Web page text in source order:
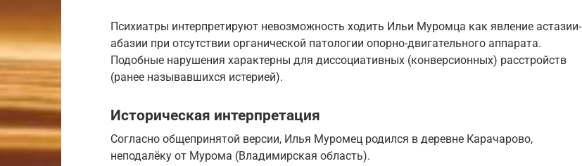
Психиатры интерпретируют невозможность ходить Ильи Муромца как явление астазии-
абазии при отсутствии органической патологии опорно-двигательного аппарата.
Подобные нарушения характерны для диссоциативных (конверсионных) расстройств
(ранее называвшихся истерией).
Историческая интерпретация
Согласно общепринятой версии, Илья Муромец родился в деревне Карачарово,
неподалёку от Мурома (Владимирская область).